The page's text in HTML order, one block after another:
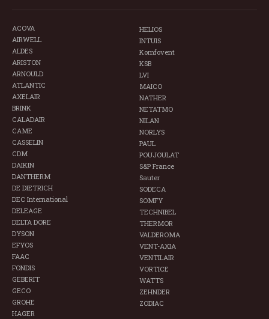
ACOVA
AIRWELL
ALDES
ARISTON
ARNOULD
ATLANTIC
AXELAIR
BRINK
CALADAIR
CAME
CASSELIN
CDM
DAIKIN
DANTHERM
DE DIETRICH
DEC International
DELEAGE
DELTA DORE
DYSON
EFYOS
FAAC
FONDIS
GEBERIT
GECO
GROHE
HAGER
HELIOS
INTUIS
Komfovent
KSB
LVI
MAICO
NATHER
NETATMO
NILAN
NORLYS
PAUL
POUJOULAT
S&P France
Sauter
SODECA
SOMFY
TECHNIBEL
THERMOR
VALDEROMA
VENT-AXIA
VENTILAIR
VORTICE
WATTS
ZEHNDER
ZODIAC